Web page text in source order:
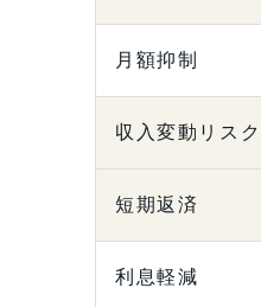
月額抑制
収入変動リスク
短期返済
利息軽減